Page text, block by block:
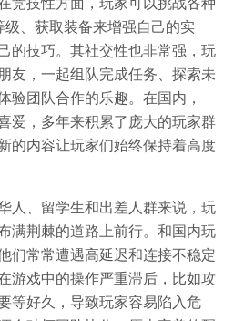
竞技性方面，玩家可以挑战各种
级、获取装备来增强自己的实
的技巧。其社交性也非常强，玩
友，一起组队完成任务、探索未
验团队合作的乐趣。在国内，
爱，多年来积累了庞大的玩家群
的内容让玩家们始终保持着高度
人、留学生和出差人群来说，玩
满荆棘的道路上前行。和国内玩
们常常遭遇高延迟和连接不稳定
游戏中的操作严重滞后，比如攻
等好久，导致玩家容易陷入危